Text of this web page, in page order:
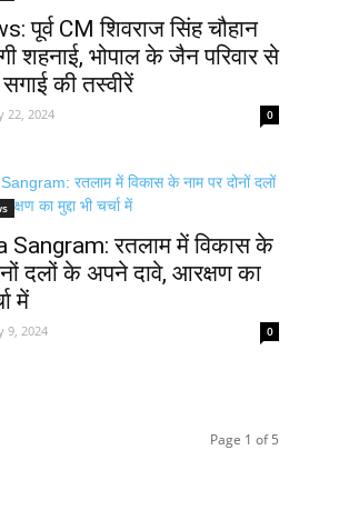
पूर्व CM शिवराज सिंह चौहान
शहनाई, भोपाल के जैन परिवार से
की तस्वीरें
22, 2024 0
Sangram: रतलाम में विकास के
दलों के अपने दावे, आरक्षण का
में
9, 2024 0
Page 1 of 5